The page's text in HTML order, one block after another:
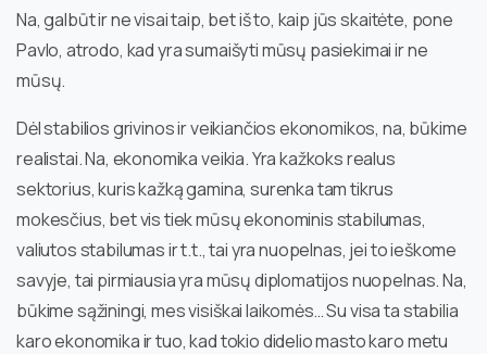
Na, galbūt ir ne visai taip, bet iš to, kaip jūs skaitėte, pone
Pavlo, atrodo, kad yra sumaišyti mūsų pasiekimai ir ne
mūsų.
Dėl stabilios grivinos ir veikiančios ekonomikos, na, būkime
realistai. Na, ekonomika veikia. Yra kažkoks realus
sektorius, kuris kažką gamina, surenka tam tikrus
mokesčius, bet vis tiek mūsų ekonominis stabilumas,
valiutos stabilumas ir t.t., tai yra nuopelnas, jei to ieškome
savyje, tai pirmiausia yra mūsų diplomatijos nuopelnas. Na,
būkime sąžiningi, mes visiškai laikomės… Su visa ta stabilia
karo ekonomika ir tuo, kad tokio didelio masto karo metu